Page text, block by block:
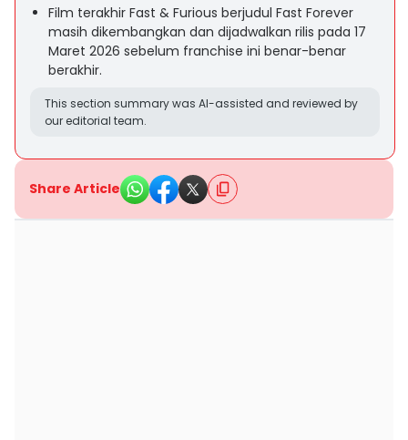
Film terakhir Fast & Furious berjudul Fast Forever
masih dikembangkan dan dijadwalkan rilis pada 17
Maret 2026 sebelum franchise ini benar-benar
berakhir.
This section summary was AI-assisted and reviewed by
our editorial team.
Share Article